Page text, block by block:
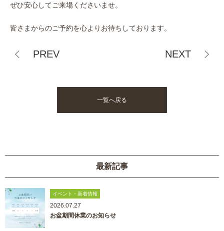
ぜひ安心してご来場くださいませ。
皆さまからのご予約を心よりお待ちしております。
PREV
一覧へ戻る
NEXT
最新記事
イベント・新着情報
2026.07.27
お盆期間休業のお知らせ